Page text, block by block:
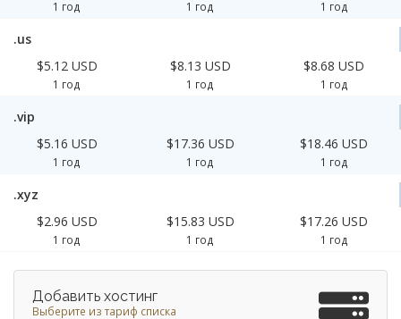
1 год 1 год 1 год
.us
$5.12 USD
1 год
$8.13 USD
1 год
$8.68 USD
1 год
.vip
$5.16 USD
1 год
$17.36 USD
1 год
$18.46 USD
1 год
.xyz
$2.96 USD
1 год
$15.83 USD
1 год
$17.26 USD
1 год
Добавить хостинг
Выберите из тариф списка